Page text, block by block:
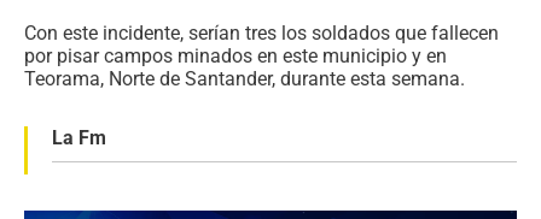
Con este incidente, serían tres los soldados que fallecen
por pisar campos minados en este municipio y en
Teorama, Norte de Santander, durante esta semana.
La Fm